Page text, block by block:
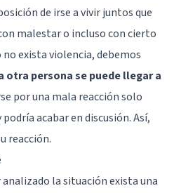
de irse a vivir juntos que
malestar o incluso con cierto
no exista violencia, debemos
otra persona se puede llegar a
por una mala reacción solo
acabar en discusión. Así,
reacción.
la situación exista una